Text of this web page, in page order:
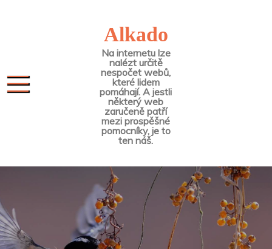
Alkado
Na internetu lze
nalézt určitě
nespočet webů,
které lidem
pomáhají. A jestli
některý web
zaručeně patří
mezi prospěšné
pomocníky, je to
ten náš.